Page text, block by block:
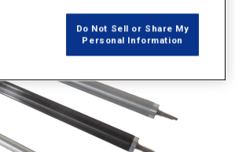
Do Not Sell or Share My
Personal Information